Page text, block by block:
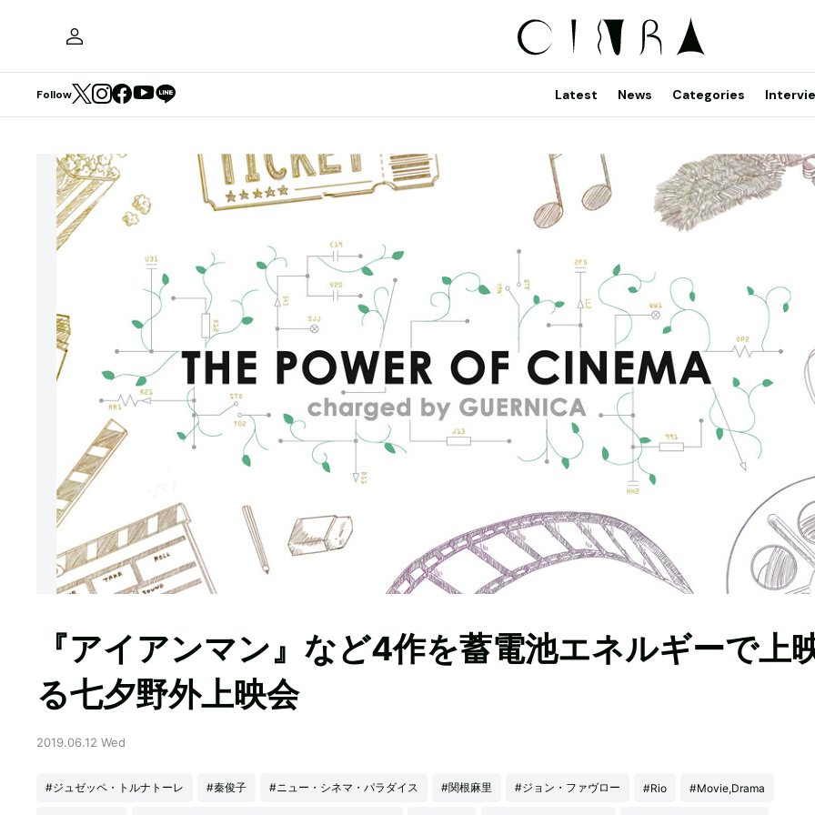
Follow Latest News Categories
『アイアンマン』など4作を蓄電池エネルギーで上
る七夕野外上映会
2019.06.12 Wed
#ジュゼッペ・トルナトーレ #秦俊子 #ニュー・シネマ・パラダイス #関根麻里 #ジョン・ファヴロー #Rio #Movie,Drama